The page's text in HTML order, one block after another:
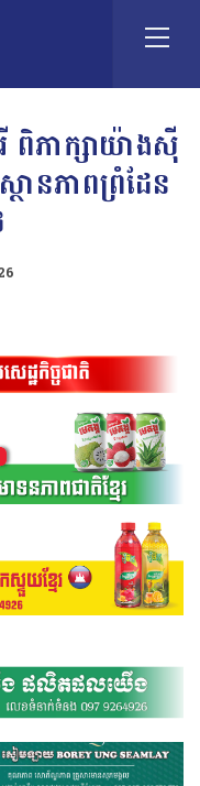
ពិភាក្សាយ៉ាងស៊ី
ានភាពព្រំដែន